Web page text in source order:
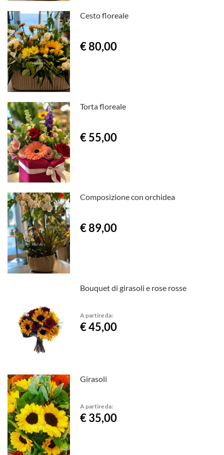
Cesto floreale
€ 80,00
Torta floreale
€ 55,00
Composizione con orchidea
€ 89,00
Bouquet di girasoli e rose rosse
A partire da:
€ 45,00
Girasoli
A partire da:
€ 35,00